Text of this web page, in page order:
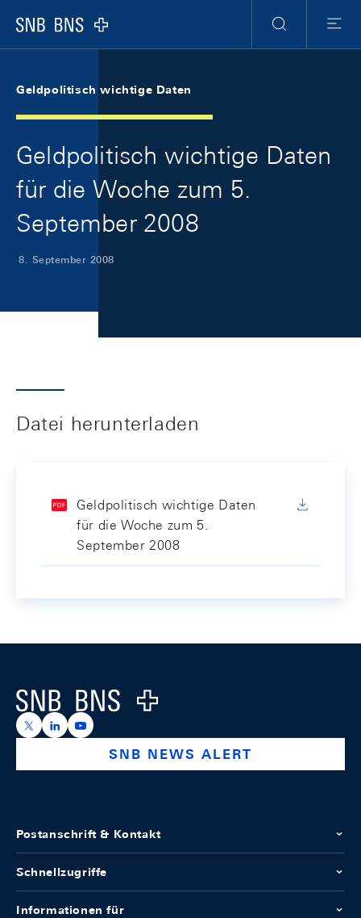
Logo
Suche
Menu
Geldpolitisch wichtige Daten
Geldpolitisch wichtige Daten
für die Woche zum 5.
September 2008
8. September 2008
Datei herunterladen
Geldpolitisch wichtige Daten
für die Woche zum 5.
September 2008
Logo
https://x.com/snb_bns
https://ch.linkedin.com/company/swiss-national-
https://www.youtube.com/@swissnationalbank
SNB NEWS ALERT
Postanschrift & Kontakt
Schnellzugriffe
Informationen für